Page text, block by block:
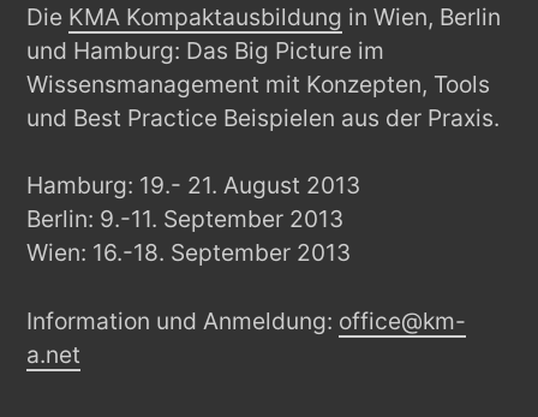
Die KMA Kompaktausbildung in Wien, Berlin
und Hamburg: Das Big Picture im
Wissensmanagement mit Konzepten, Tools
und Best Practice Beispielen aus der Praxis.
Hamburg: 19.- 21. August 2013
Berlin: 9.-11. September 2013
Wien: 16.-18. September 2013
Information und Anmeldung: office@km-
a.net